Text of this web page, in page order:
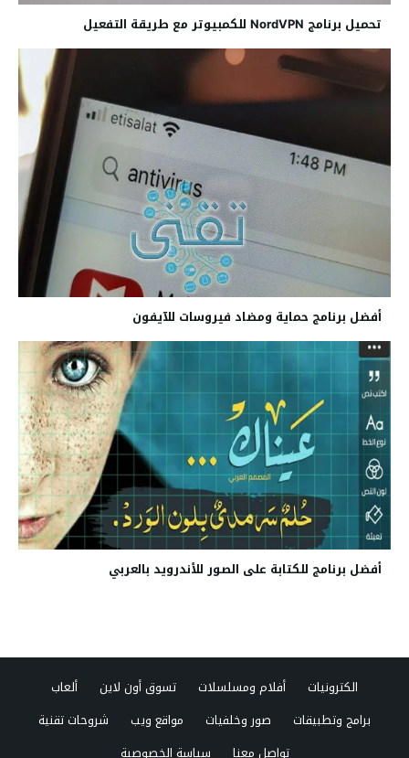
تحميل برنامج NordVPN للكمبيوتر مع طريقة التفعيل
أفضل برنامج حماية ومضاد فيروسات للآيفون
أفضل برنامج للكتابة على الصور للأندرويد بالعربي
الكترونيات أفلام ومسلسلات تسوق أون لاين
ألعاب
برامج وتطبيقات
صور وخلفيات مواقع ويب
شروحات تقنية
تواصل معنا
سياسة الخصوصية